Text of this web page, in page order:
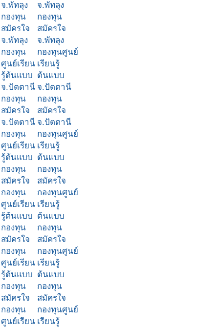
จ.พัทลุง
กองทุน
สมัครใจ
จ.พัทลุง
กองทุน
ศูนย์เรียน
รู้ต้นแบบ
จ.ปัตตานี
กองทุน
สมัครใจ
จ.ปัตตานี
กองทุน
ศูนย์เรียน
รู้ต้นแบบ
กองทุน
สมัครใจ
กองทุน
ศูนย์เรียน
รู้ต้นแบบ
กองทุน
สมัครใจ
กองทุน
ศูนย์เรียน
รู้ต้นแบบ
กองทุน
สมัครใจ
กองทุน
ศูนย์เรียน
จ.พัทลุง
กองทุน
สมัครใจ
จ.พัทลุง
กองทุนศูนย์
เรียนรู้
ต้นแบบ
จ.ปัตตานี
กองทุน
สมัครใจ
จ.ปัตตานี
กองทุนศูนย์
เรียนรู้
ต้นแบบ
กองทุน
สมัครใจ
กองทุนศูนย์
เรียนรู้
ต้นแบบ
กองทุน
สมัครใจ
กองทุนศูนย์
เรียนรู้
ต้นแบบ
กองทุน
สมัครใจ
กองทุนศูนย์
เรียนรู้